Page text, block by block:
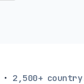
2,500+